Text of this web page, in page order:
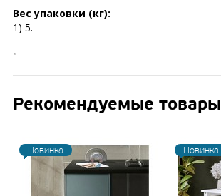
Вес упаковки (кг):
1) 5.
"
Рекомендуемые товары
Новинка Новинка